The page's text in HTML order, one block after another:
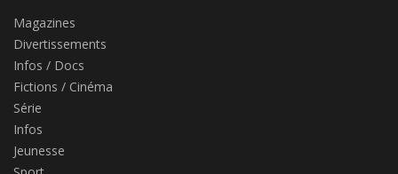
Magazines
Divertissements
Infos / Docs
Fictions / Cinéma
Série
Infos
Jeunesse